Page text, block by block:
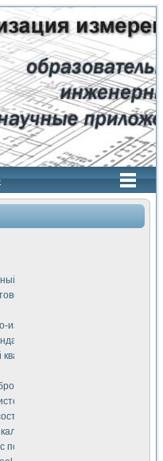
стенд "Сигнал-USB"
терапии Интроскан
измерительная система
"Сигнал-USB"
терапии серии СКАН
тензометрия и т.п.)
измерения параметров
тяговых
инструментов
по исследованию элементной